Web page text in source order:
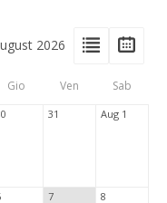
View
List
2026
Gio Ven Sab
31 Aug 1
7 8